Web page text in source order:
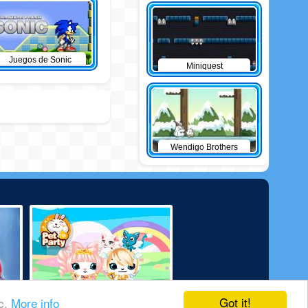
Got it!
More info
Juegos de Sonic
Miniquest
Wendigo Brothers